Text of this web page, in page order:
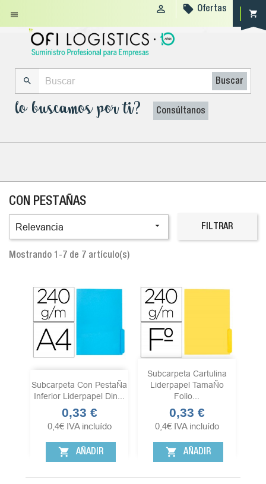
 shopping_cart
  Ofertas
 Buscar
lo buscamos por ti? Consúltanos
CON PESTAÑAS
Relevancia  FILTRAR
Mostrando 1-7 de 7 artículo(s)
Subcarpeta Con PestaÑa
Inferior Liderpapel Din...
Precio
0,33 €
0,4€ IVA incluído
shopping_cart AÑADIR
Subcarpeta Cartulina
Liderpapel TamaÑo
Folio...
Precio
0,33 €
0,4€ IVA incluído
shopping_cart AÑADIR